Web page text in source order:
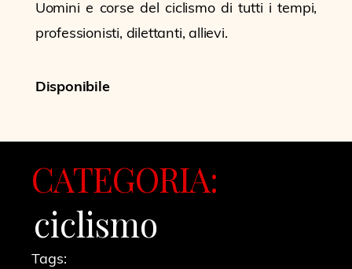
Uomini e corse del ciclismo di tutti i tempi,
professionisti, dilettanti, allievi.
Disponibile
CATEGORIA:
ciclismo
Tags: